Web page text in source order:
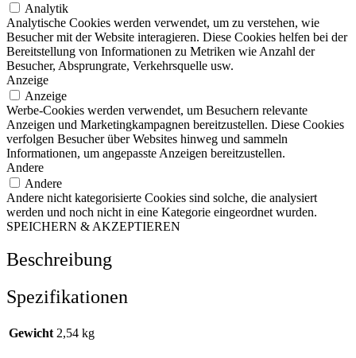
Analytik
Analytische Cookies werden verwendet, um zu verstehen, wie
Besucher mit der Website interagieren. Diese Cookies helfen bei der
Bereitstellung von Informationen zu Metriken wie Anzahl der
Besucher, Absprungrate, Verkehrsquelle usw.
Anzeige
Anzeige
Werbe-Cookies werden verwendet, um Besuchern relevante
Anzeigen und Marketingkampagnen bereitzustellen. Diese Cookies
verfolgen Besucher über Websites hinweg und sammeln
Informationen, um angepasste Anzeigen bereitzustellen.
Andere
Andere
Andere nicht kategorisierte Cookies sind solche, die analysiert
werden und noch nicht in eine Kategorie eingeordnet wurden.
SPEICHERN & AKZEPTIEREN
Beschreibung
Spezifikationen
Gewicht 2,54 kg